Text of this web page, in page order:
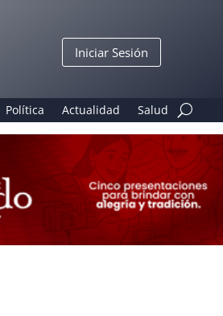
Iniciar Sesión
Política Actualidad Salud